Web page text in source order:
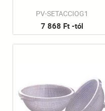
PV-SETACCIOG1
7 868 Ft -tól